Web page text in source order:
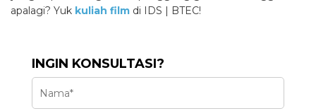
apalagi? Yuk kuliah film di IDS | BTEC!
INGIN KONSULTASI?